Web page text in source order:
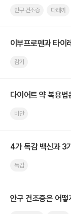
안구 건조증 다래끼
이부프로펜과 타이
감기
다이어트 약 복용
비만
4가 독감 백신과 3
독감
안구 건조증은 어